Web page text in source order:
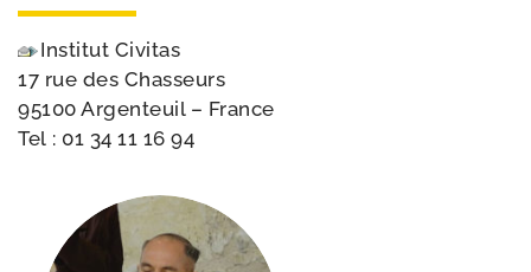
Institut Civitas
17 rue des Chasseurs
95100 Argenteuil – France
Tel : 01 34 11 16 94